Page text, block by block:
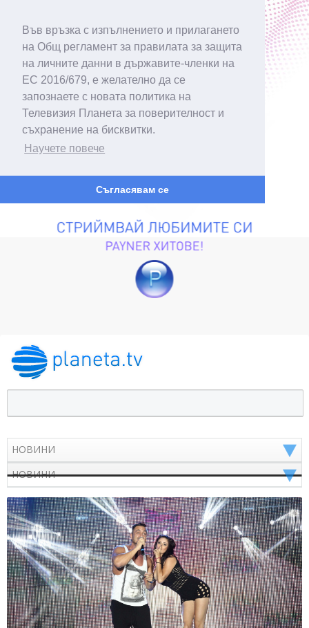
Във връзка с изпълнението и прилагането
на Общ регламент за правилата за защита
на личните данни в държавите-членки на
ЕС 2016/679, е желателно да се
запознаете с новата политика на
Телевизия Планета за поверителност и
съхранение на бисквитки.
Научете повече
Съгласявам се